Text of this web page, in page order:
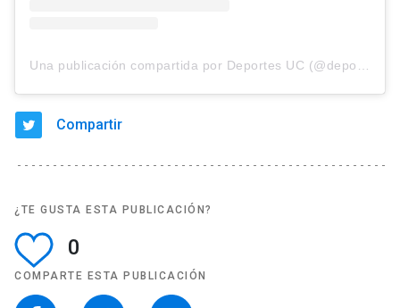
Compartir
¿TE GUSTA ESTA PUBLICACIÓN?
0
COMPARTE ESTA PUBLICACIÓN